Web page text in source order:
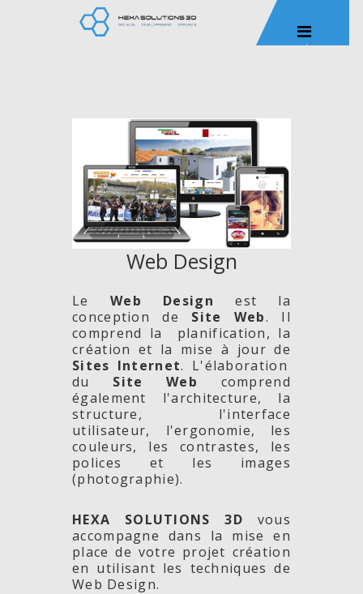
Web Design
Le Web Design est la
conception de Site Web. Il
comprend la planification, la
création et la mise à jour de
Sites Internet. L'élaboration
du Site Web comprend
également l'architecture, la
structure, l'interface
utilisateur, l'ergonomie, les
couleurs, les contrastes, les
polices et les images
(photographie).
HEXA SOLUTIONS 3D vous
accompagne dans la mise en
place de votre projet création
en utilisant les techniques de
Web Design.